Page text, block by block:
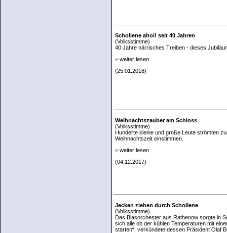
Schollene ahoi! seit 40 Jahren
(Volksstimme)
40 Jahre närrisches Treiben - dieses
» weiter lesen
(25.01.2018)
Weihnachtszauber am Schloss
(Volksstimme)
Hunderte kleine und große Leute strömten
Weihnachtszeit einstimmen.
» weiter lesen
(04.12.2017)
Jecken ziehen durch Schollene
(Volksstimme)
Das Blasorchester aus Rathenow sorgte in
sich alle ob der kühlen Temperaturen mit
starten“, verkündete dessen Präsident Olaf